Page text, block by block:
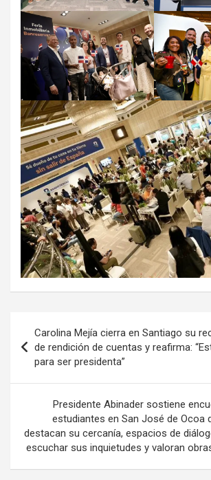
de
entradas
Carolina Mejía cierra en Santiago su
de rendición de cuentas y reafirma:
para ser presidenta”
Presidente Abinader sostiene
estudiantes en San José de Ocoa
destacan su cercanía, espacios de
escuchar sus inquietudes y valoran